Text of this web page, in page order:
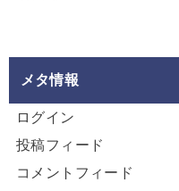
メタ情報
ログイン
投稿フィード
コメントフィード